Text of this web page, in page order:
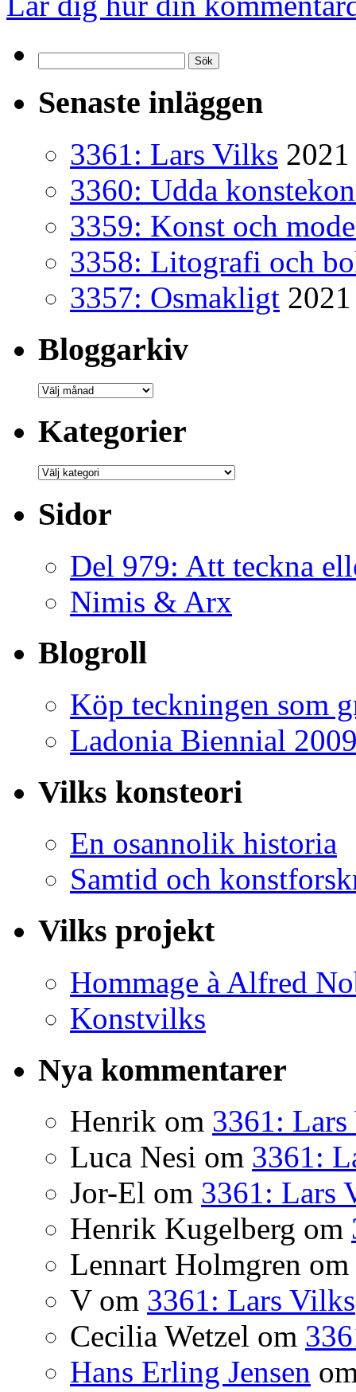
efter:
Senaste inläggen
3361: Lars Vilks
3360: Udda
3359: Konst och
3358: Litografi och
3357: Osmakligt
Bloggarkiv
Bloggarkiv
Kategorier
Kategorier
Sidor
Del 979: Att teckna
Nimis & Arx
Blogroll
Köp teckningen som
Ladonia Biennial
Vilks konsteori
En osannolik historia
Samtid och
Vilks projekt
Hommage à Alfred
Konstvilks
Nya kommentarer
Henrik om 3361:
Luca Nesi om 3361:
Jor-El om 3361: Lars
Henrik Kugelberg om
Lennart Holmgren om
Vom 3361: Lars Vilks
Cecilia Wetzel om
Hans Erling Jensen